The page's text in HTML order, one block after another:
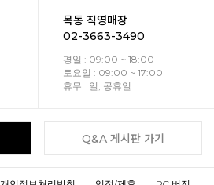
목동 직영매장
02-3663-3490
평일 : 09:00 ~ 18:00
토요일 : 09:00 ~ 17:00
휴무 : 일, 공휴일
Q&A 게시판 가기